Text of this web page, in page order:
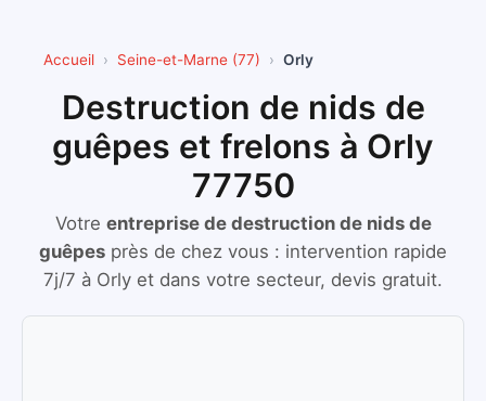
Accueil Seine-et-Marne (77) Orly
Destruction de nids de
guêpes et frelons à Orly
77750
Votre entreprise de destruction de nids de
guêpes près de chez vous : intervention rapide
7j/7 à Orly et dans votre secteur, devis gratuit.